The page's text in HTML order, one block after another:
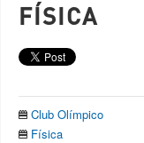
FÍSICA
Club Olímpico
Física